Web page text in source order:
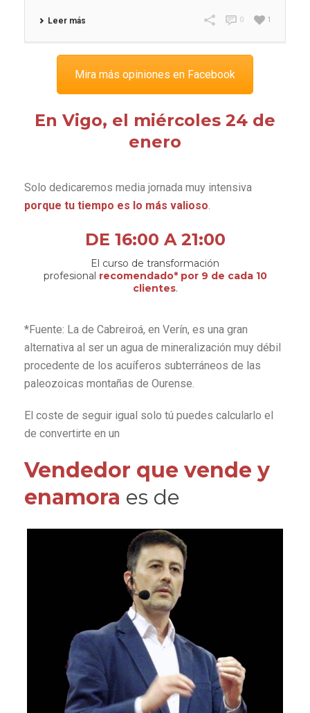
Leer más 1
0
Mira más opiniones en Facebook
En Vigo, el miércoles 24 de
enero
Solo dedicaremos media jornada muy intensiva
porque tu tiempo es lo más valioso
DE 16:00 A 21:00
El curso de transformación
profesional recomendado* por 9 de cada 10
clientes.
*Fuente: La de Cabreiroá, en Verín, es una gran
alternativa al ser un agua de mineralización muy débil
procedente de los acuíferos subterráneos de las
paleozoicas montañas de Ourense.
El coste de seguir igual solo tú puedes calcularlo el
de convertirte en un
Vendedor que vende y
enamora es de